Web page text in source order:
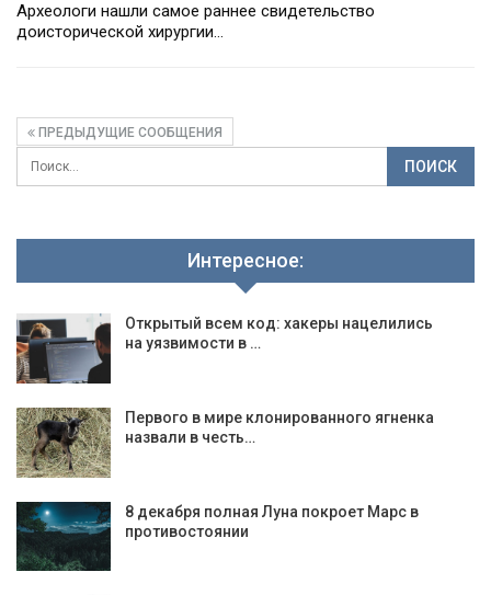
Археологи нашли самое раннее свидетельство
доисторической хирургии…
ПРЕДЫДУЩИЕ СООБЩЕНИЯ
Интересное:
Открытый всем код: хакеры нацелились
на уязвимости в …
Первого в мире клонированного ягненка
назвали в честь…
8 декабря полная Луна покроет Марс в
противостоянии